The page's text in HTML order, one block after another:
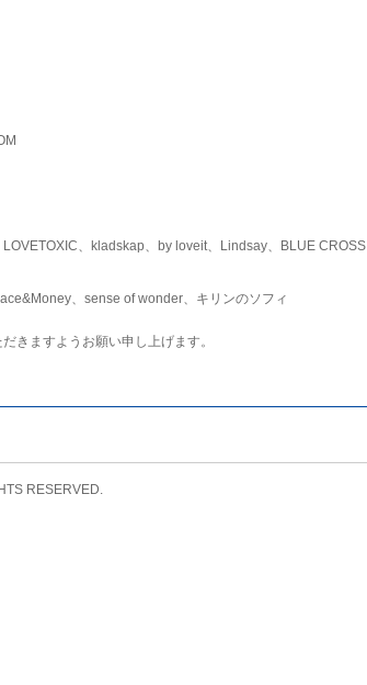
、kladskap、by loveit、Lindsay、BLUE CROSS
、sense of wonder、キリンのソフィ
きますようお願い申し上げます。